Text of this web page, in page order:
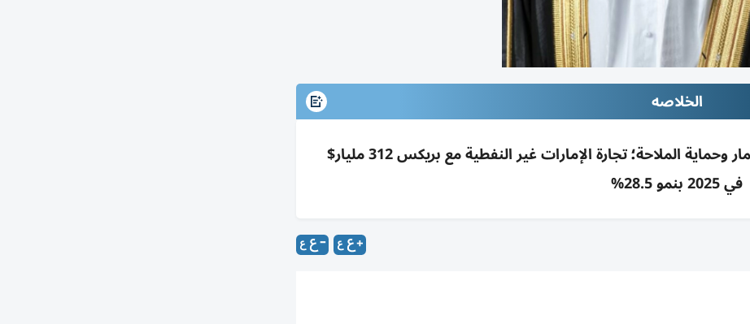
الخلاصه
الزيودي يناقش ببريكس تعزيز التجارة والاستثمار وحماية الملاحة؛ تجارة الإمارات غير النفطية مع بريكس 312 مليار$
في 2025 بنمو 28.5%